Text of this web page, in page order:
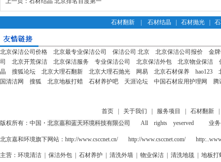
石材翻新 石材结晶 石材抛光
北京保洁公司价格 北京最专业保洁公司 保洁公司 北京 北京保洁公司报价
金
司
北京开荒保洁 北京保洁服务 专业保洁公司 北京保洁外包 北京物业保洁
晶
搜狐论坛 北京大理石翻新 北京大理石抛光 网易 北京石材保养 hao123
国清洁网
搜狐 北京地板打蜡 石材养护吧 天涯论坛 中国石材应用护理网 腾
首页 关于我们 服务项目 石材翻新
版权所有： 中国 ・ 北京嘉和蓝天环境科技有限公司 All rights yeserved 业务手机
北京嘉和环境旗下网站： http://www.csccnet.cn/ http://www.csccnet.com/
主营： 环境清洁 保洁外包 石材养护 清洗外墙 物业保洁 清洗地毯 地板打